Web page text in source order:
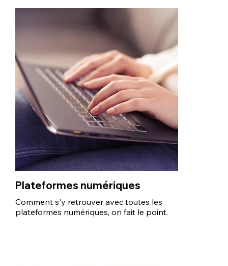
Plateformes numériques
Comment s'y retrouver avec toutes les
plateformes numériques, on fait le point.